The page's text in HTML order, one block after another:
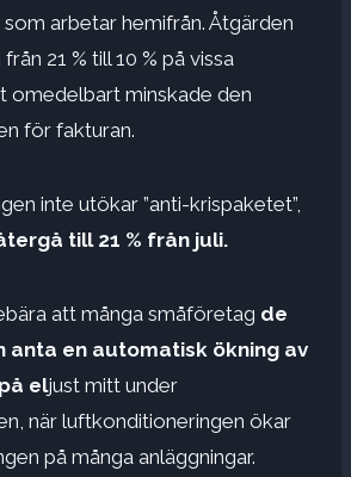
arbetar hemifrån. Åtgärden
21 % till 10 % på vissa
omedelbart minskade den
för fakturan.
inte utökar ”anti-krispaketet”,
till 21 % från juli.
att många småföretag de
anta en automatisk ökning av
eljust mitt under
när luftkonditioneringen ökar
på många anläggningar.